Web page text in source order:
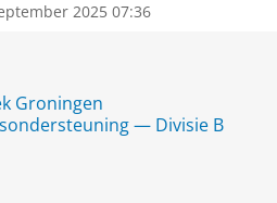
2025 07:36
Groningen
— Divisie B